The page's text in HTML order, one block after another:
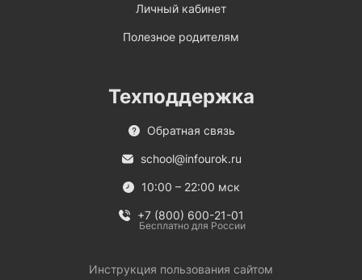
Личный кабинет
Полезное родителям
Техподдержка
Обратная связь
school@infourok.ru
10:00 – 22:00 мск
+7 (800) 600-21-01
Бесплатно для России
Инструкция пользования сайтом